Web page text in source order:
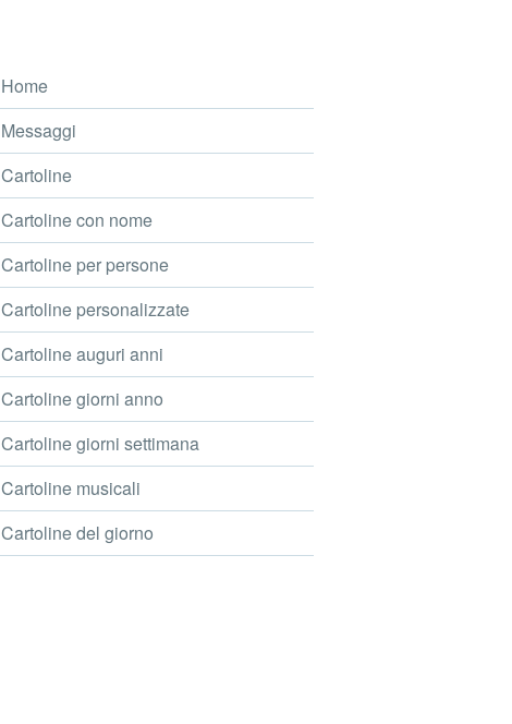
Home
Messaggi
Cartoline
Cartoline con nome
Cartoline per persone
Cartoline personalizzate
Cartoline auguri anni
Cartoline giorni anno
Cartoline giorni settimana
Cartoline musicali
Cartoline del giorno